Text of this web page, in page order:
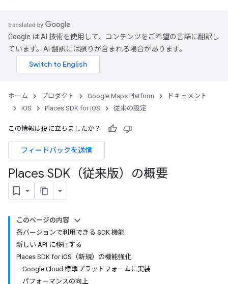
Google は AI 技術を使用して、コンテンツをご希望の言語に翻訳し
ています。AI 翻訳には誤りが含まれる場合があります。
ホーム プロダクト Google Maps Platform
ドキュメント
iOS
Places SDK for iOS 従来の設定
この情報は役に立ちましたか？
フィードバックを送信
Places SDK（従来版）の概要
このページの内容
各バージョンで利用できる SDK 機能
新しい API に移行する
Places SDK for iOS（新規）の機能強化
Google Cloud 標準プラットフォームに実装
パフォーマンスの向上